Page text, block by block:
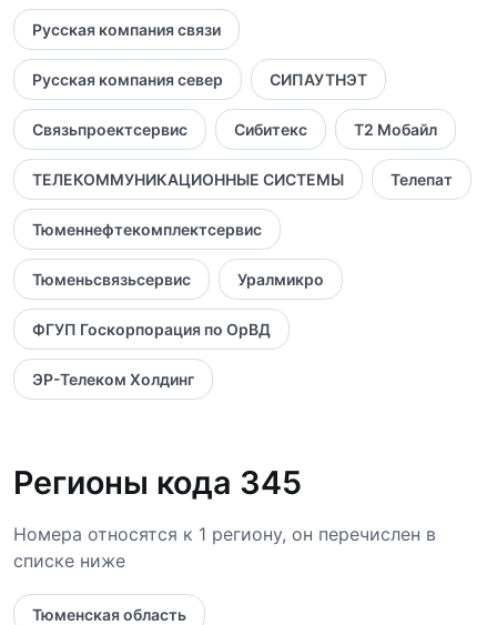
Русская компания связи
Русская компания север СИПАУТНЭТ
Связьпроектсервис Сибитекс Т2 Мобайл
ТЕЛЕКОММУНИКАЦИОННЫЕ СИСТЕМЫ Телепат
Тюменнефтекомплектсервис
Тюменьсвязьсервис Уралмикро
ФГУП Госкорпорация по ОрВД
ЭР-Телеком Холдинг
Регионы кода 345
Номера относятся к 1 региону, он перечислен в
списке ниже
Тюменская область